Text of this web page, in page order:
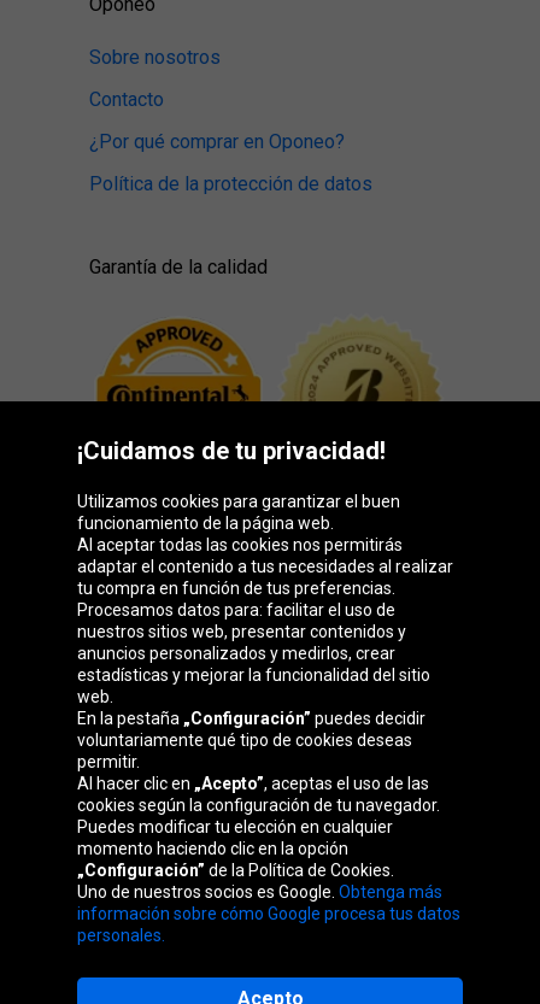
Sobre nosotros
Contacto
¿Por qué comprar en Oponeo?
Política de la protección de datos
Garantía de la calidad
Grupo Oponeo
Belgique
republika
France Italia Magyarország Nederland
Österreich Polska
Slovenská
republika
United
Kingdom
¡Cuidamos de tu privacidad!
Utilizamos cookies para garantizar el buen
funcionamiento de la página web.
Al aceptar todas las cookies nos permitirás
adaptar el contenido a tus necesidades al realizar
tu compra en función de tus preferencias.
Procesamos datos para: facilitar el uso de
nuestros sitios web, presentar contenidos y
anuncios personalizados y medirlos, crear
estadísticas y mejorar la funcionalidad del sitio
web.
En la pestaña „Configuración” puedes decidir
voluntariamente qué tipo de cookies deseas
permitir.
Al hacer clic en „Acepto”, aceptas el uso de las
cookies según la configuración de tu navegador.
Puedes modificar tu elección en cualquier
momento haciendo clic en la opción
„Configuración” de la Política de Cookies.
Uno de nuestros socios es Google. Obtenga más
información sobre cómo Google procesa tus datos
personales.
Acepto